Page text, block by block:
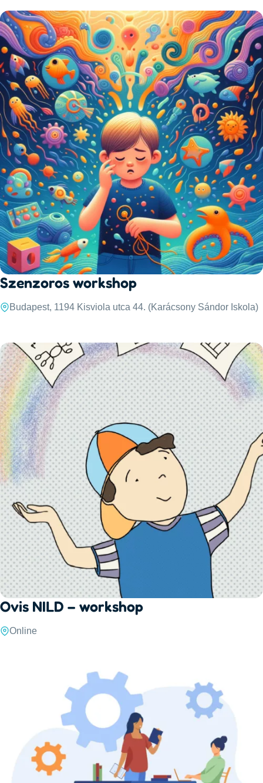
Szenzoros workshop
Budapest, 1194 Kisviola utca 44. (Karácsony Sándor Iskola)
Ovis NILD – workshop
Online